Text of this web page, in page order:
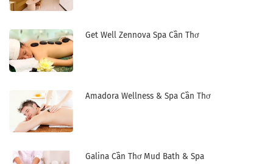
Get Well Zennova Spa Cần Thơ
Amadora Wellness & Spa Cần Thơ
Galina Cần Thơ Mud Bath & Spa